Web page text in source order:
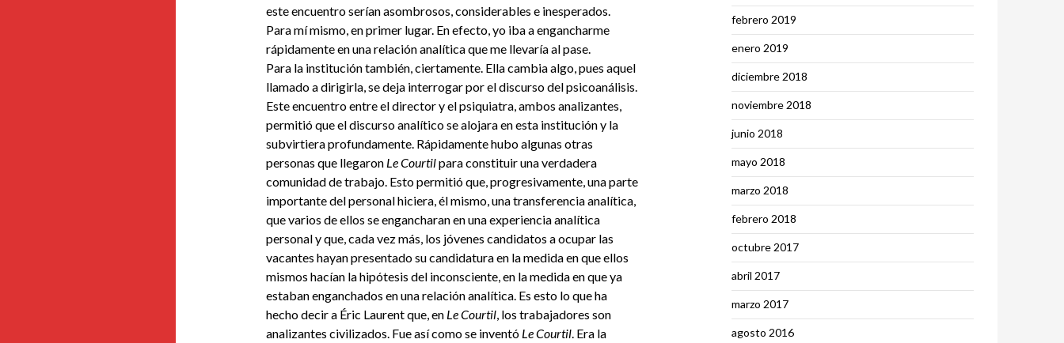
este encuentro serían asombrosos, considerables e inesperados.
Para mí mismo, en primer lugar. En efecto, yo iba a engancharme
rápidamente en una relación analítica que me llevaría al pase.
Para la institución también, ciertamente. Ella cambia algo, pues aquel
llamado a dirigirla, se deja interrogar por el discurso del psicoanálisis.
Este encuentro entre el director y el psiquiatra, ambos analizantes,
permitió que el discurso analítico se alojara en esta institución y la
subvirtiera profundamente. Rápidamente hubo algunas otras
personas que llegaron Le Courtilpara constituir una verdadera
comunidad de trabajo. Esto permitió que, progresivamente, una parte
importante del personal hiciera, él mismo, una transferencia analítica,
que varios de ellos se engancharan en una experiencia analítica
personal y que, cada vez más, los jóvenes candidatos a ocupar las
vacantes hayan presentado su candidatura en la medida en que ellos
mismos hacían la hipótesis del inconsciente, en la medida en que ya
estaban enganchados en una relación analítica. Es esto lo que ha
hecho decir a Éric Laurent que, en Le Courtil, los trabajadores son
analizantes civilizados. Fue así como se inventó Le Courtil. Era la
febrero 2019
enero 2019
diciembre 2018
noviembre 2018
junio 2018
mayo 2018
marzo 2018
febrero 2018
octubre 2017
abril 2017
marzo 2017
agosto 2016